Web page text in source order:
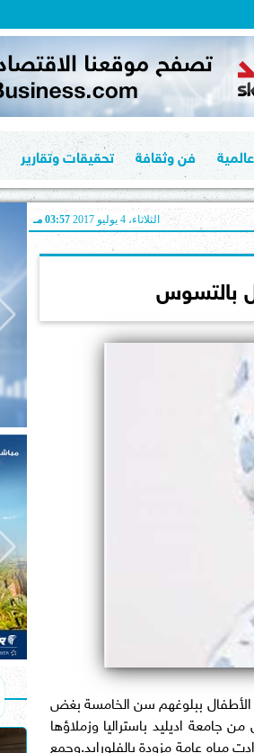
فن وثقافة تحقيقات وتقارير
الثلاثاء، 4 يوليو 2017 03:57 مـ
بالتسوس
الأطفال ببلوغهم سن الخامسة بغض
جامعة اديليد باستراليا وزملاؤها
تتمتع بإمدادت مياه عامة مزودة بالفلورايد.وجمع